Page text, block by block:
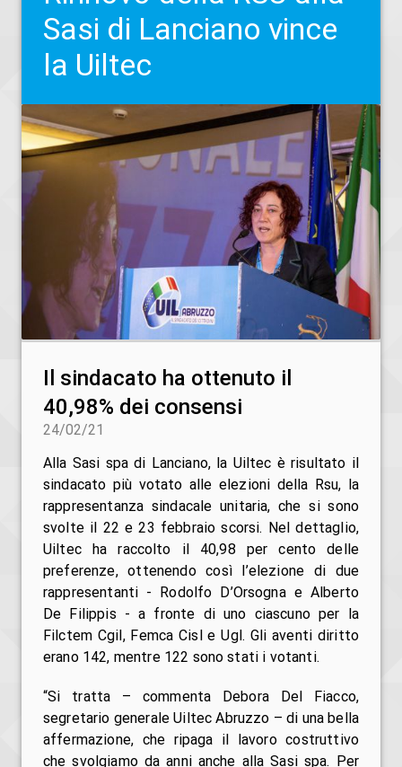
Sasi di Lanciano vince
la Uiltec
Il sindacato ha ottenuto il
40,98% dei consensi
24/02/21
Alla Sasi spa di Lanciano, la Uiltec è risultato il
sindacato più votato alle elezioni della Rsu, la
rappresentanza sindacale unitaria, che si sono
svolte il 22 e 23 febbraio scorsi. Nel dettaglio,
Uiltec ha raccolto il 40,98 per cento delle
preferenze, ottenendo così l’elezione di due
rappresentanti - Rodolfo D’Orsogna e Alberto
De Filippis - a fronte di uno ciascuno per la
Filctem Cgil, Femca Cisl e Ugl. Gli aventi diritto
erano 142, mentre 122 sono stati i votanti.
“Si tratta – commenta Debora Del Fiacco,
segretario generale Uiltec Abruzzo – di una bella
affermazione, che ripaga il lavoro costruttivo
che svolgiamo da anni anche alla Sasi spa. Per